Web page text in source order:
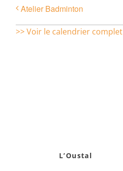
Atelier Badminton
>> Voir le calendrier complet
L’Oustal